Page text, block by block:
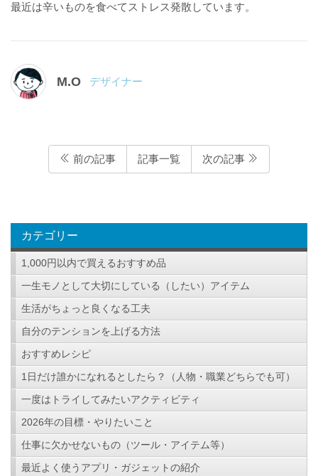
最近は辛いものを食べてストレス発散しています。
M.O デザイナー
前の記事 記事一覧 次の記事
カテゴリー
1,000円以内で買えるおすすめ品
一生モノとして大切にしている（したい）アイテム
生活がちょっと良くなる工夫
自分のテンションを上げる方法
おすすめレシピ
1日だけ誰かになれるとしたら？（人物・職業どちらでも可）
一度はトライしてみたいアクティビティ
2026年の目標・やりたいこと
仕事に欠かせないもの（ツール・アイテム等）
最近よく使うアプリ・ガジェットの紹介